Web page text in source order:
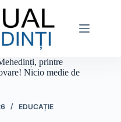
printre
Nicio medie de
EDUCAȚIE